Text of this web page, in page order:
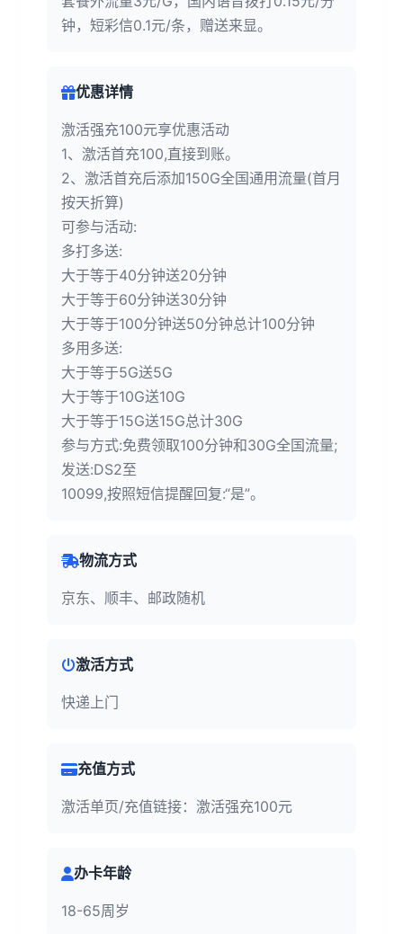
钟，短彩信0.1元/条，赠送来显。
优惠详情
激活强充100元享优惠活动
1、激活首充100,直接到账。
2、激活首充后添加150G全国通用流量(首月
按天折算)
可参与活动:
多打多送:
大于等于40分钟送20分钟
大于等于60分钟送30分钟
大于等于100分钟送50分钟总计100分钟
多用多送:
大于等于5G送5G
大于等于10G送10G
大于等于15G送15G总计30G
参与方式:免费领取100分钟和30G全国流量;
发送:DS2至
10099,按照短信提醒回复:“是”。
物流方式
京东、顺丰、邮政随机
激活方式
快递上门
充值方式
激活单页/充值链接：激活强充100元
办卡年龄
18-65周岁